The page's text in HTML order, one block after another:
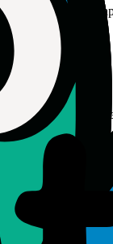
өзге де
қоса
кейін
немесе
немесе сот